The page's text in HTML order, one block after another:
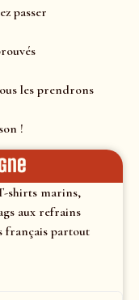
passer
les prendrons
!
shirts marins,
aux refrains
français partout